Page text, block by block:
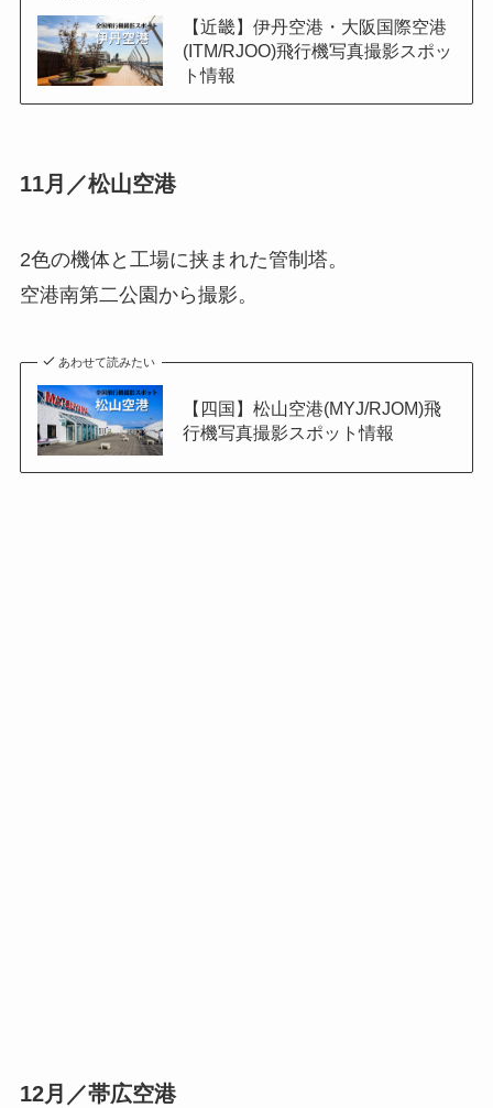
【近畿】伊丹空港・大阪国際空港
(ITM/RJOO)飛行機写真撮影スポッ
ト情報
11月／松山空港
2色の機体と工場に挟まれた管制塔。
空港南第二公園から撮影。
あわせて読みたい
【四国】松山空港(MYJ/RJOM)飛
行機写真撮影スポット情報
12月／帯広空港